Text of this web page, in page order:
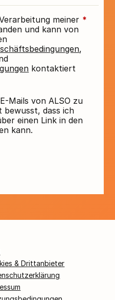
*
meiner
und kann von
,
kontaktiert
Mails von ALSO zu
bewusst, dass ich
einen Link in den
kann.
& Drittanbieter